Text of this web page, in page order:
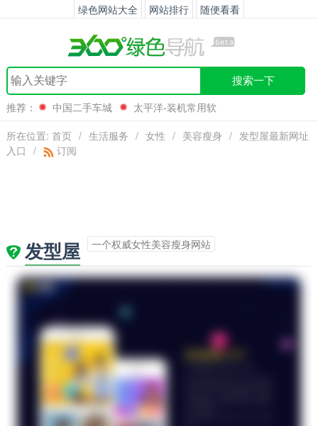
绿色网站大全 网站排行 随便看看
搜索一下
推荐： 中国二手车城
太平洋-装机常用软
所在位置: 首页 / 生活服务 / 女性 / 美容瘦身 / 发型屋最新网址
入口 / 订阅
发型屋 一个权威女性美容瘦身网站